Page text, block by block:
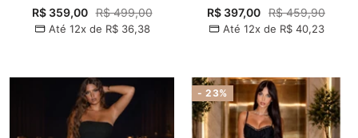
Preço
promocional
R$ 359,00 Preço
normal
R$ 499,00
Até 12x de R$ 36,38
Preço
promocional
R$ 397,00 Preço
normal
R$ 459,90
Até 12x de R$ 40,23
- 23%